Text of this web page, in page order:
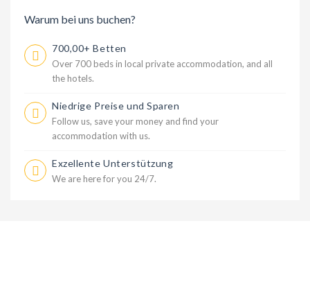
Warum bei uns buchen?
700,00+ Betten
Over 700 beds in local private accommodation, and all
the hotels.
Niedrige Preise und Sparen
Follow us, save your money and find your
accommodation with us.
Exzellente Unterstützung
We are here for you 24/7.